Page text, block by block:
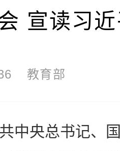
宣读习
教育部
央总书记、国